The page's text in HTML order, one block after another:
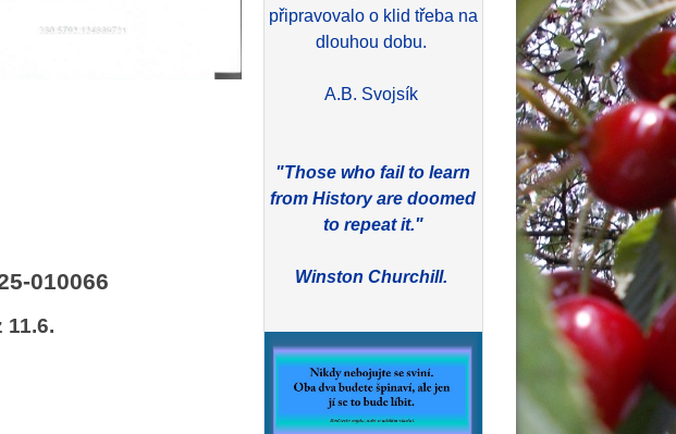
010066
připravovalo o klid třeba na
dlouhou dobu.
A.B. Svojsík
"Those who fail to learn
from History are doomed
to repeat it."
Winston Churchill.